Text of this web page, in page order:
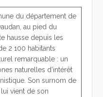
du département de
au pied du
hausse depuis les
2 100 habitants
remarquable : un
naturelles d’intérêt
Son surnom de
vient de son